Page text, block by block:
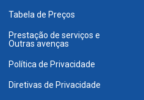
Tabela de Preços
Prestação de serviços e
Outras avenças
Política de Privacidade
Diretivas de Privacidade